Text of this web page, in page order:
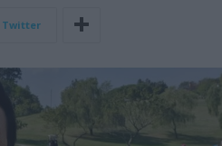
Twitter